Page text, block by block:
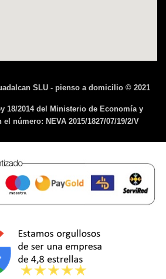
SLU - pienso a domicilio © 2021
18/2014 del Ministerio de Economía y
número: NEVA 2015/1827/07/19/2/V